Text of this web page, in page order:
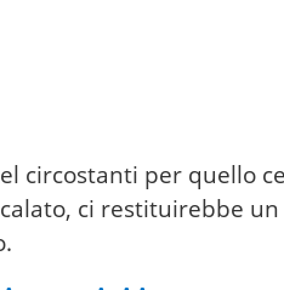
circostanti per quello
ci restituirebbe